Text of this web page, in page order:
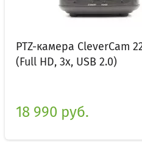
PTZ-камера CleverCam
(Full HD, 3x, USB 2.0)
18 990 руб.